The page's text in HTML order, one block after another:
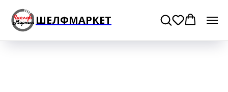
ШЕЛФМАРКЕТ